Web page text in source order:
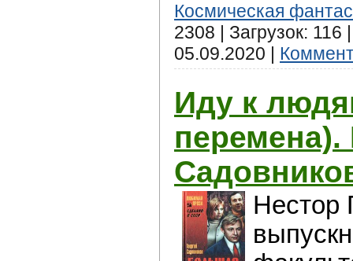
Космическая
2308 | Загрузок:
05.09.2020
Иду к
перемена).
Нестор